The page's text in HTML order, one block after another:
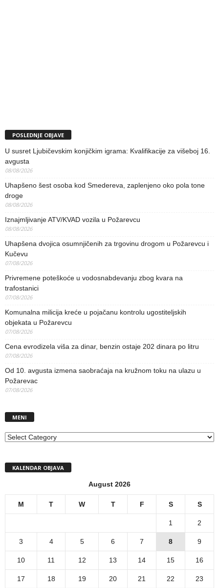
POSLEDNJE OBJAVE
U susret Ljubičevskim konjičkim igrama: Kvalifikacije za višeboj 16.
avgusta
08/08/2026
Uhapšeno šest osoba kod Smedereva, zaplenjeno oko pola tone
droge
08/08/2026
Iznajmljivanje ATV/KVAD vozila u Požarevcu
08/08/2026
Uhapšena dvojica osumnjičenih za trgovinu drogom u Požarevcu i
Kučevu
07/08/2026
Privremene poteškoće u vodosnabdevanju zbog kvara na
trafostanici
07/08/2026
Komunalna milicija kreće u pojačanu kontrolu ugostiteljskih
objekata u Požarevcu
07/08/2026
Cena evrodizela viša za dinar, benzin ostaje 202 dinara po litru
07/08/2026
Od 10. avgusta izmena saobraćaja na kružnom toku na ulazu u
Požarevac
07/08/2026
MENI
MENI
KALENDAR OBJAVA
August 2026
M T W T F S S
1 2
3 4 5 6 7 8 9
10 11 12 13 14 15 16
17 18 19 20 21 22 23